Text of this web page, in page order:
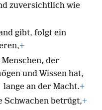
zuversichtlich wie
gibt, folgt ein
+
der
und Wissen hat,
lange an der Macht.+
Schwachen betrügt,+